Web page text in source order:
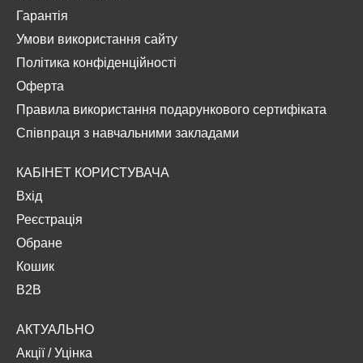
Гарантія
Умови використання сайту
Політика конфіденційності
Оферта
Правила використання подарункового сертифіката
Співпраця з навчальними закладами
КАБІНЕТ КОРИСТУВАЧА
Вхід
Реєстрація
Обране
Кошик
B2B
АКТУАЛЬНО
Акції/Уцінка